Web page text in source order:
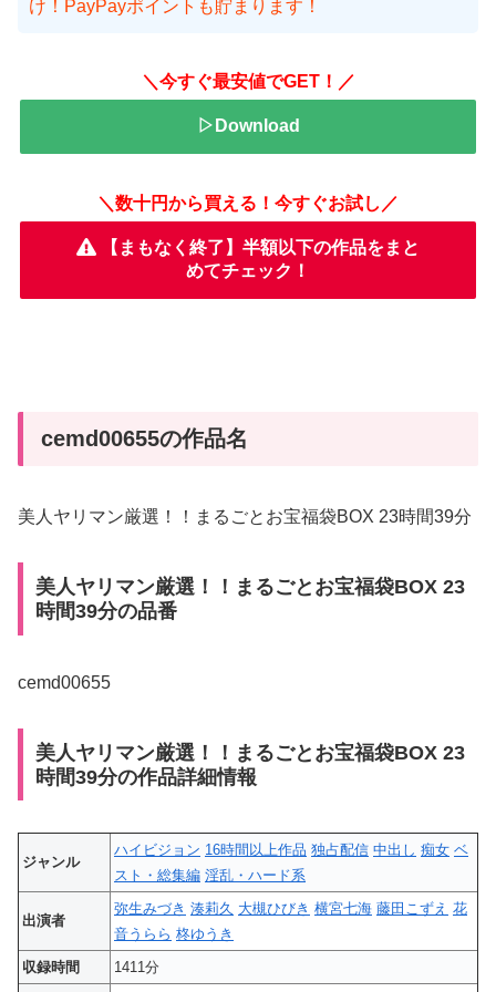
け！PayPayポイントも貯まります！
＼今すぐ最安値でGET！／
▷Download
＼数十円から買える！今すぐお試し／
【まもなく終了】半額以下の作品をまと
めてチェック！
cemd00655の作品名
美人ヤリマン厳選！！まるごとお宝福袋BOX 23時間39分
美人ヤリマン厳選！！まるごとお宝福袋BOX 23
時間39分の品番
cemd00655
美人ヤリマン厳選！！まるごとお宝福袋BOX 23
時間39分の作品詳細情報
ジャンル
ハイビジョン 16時間以上作品 独占配信 中出し 痴女 ベ
スト・総集編 淫乱・ハード系
出演者
弥生みづき 湊莉久 大槻ひびき 横宮七海 藤田こずえ 花
音うらら 柊ゆうき
収録時間
1411分